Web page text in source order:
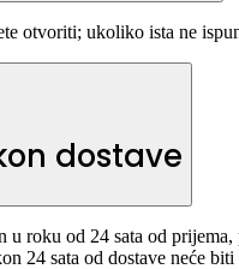
otvoriti; ukoliko ista ne
dostave
u roku od 24 sata od
24 sata od dostave neće